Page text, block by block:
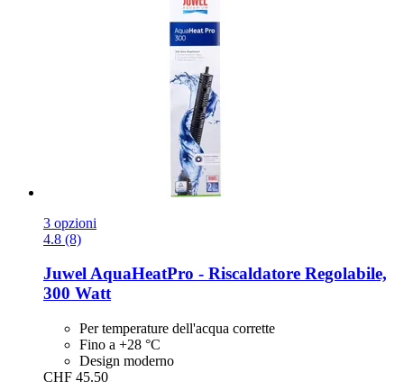
3 opzioni
4.8 (8)
JuwelAquaHeatPro -​ Riscaldatore Regolabile,
300 Watt
Per temperature dell'acqua corrette
Fino a +28 °C
Design moderno
CHF 45.50